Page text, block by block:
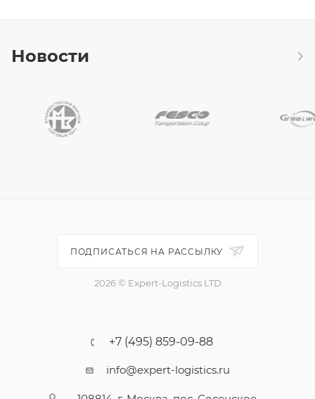
Новости
ПОДПИСАТЬСЯ НА РАССЫЛКУ
2026 © Expert-Logistics LTD
+7 (495) 859-09-88
info@expert-logistics.ru